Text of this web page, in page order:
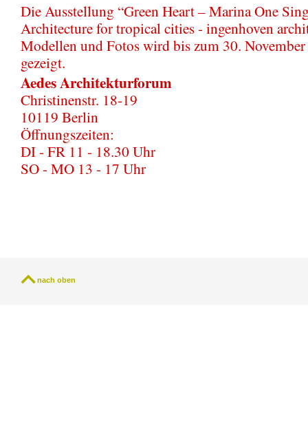
Die Ausstellung “Green Heart – Marina One
Architecture for tropical cities - ingenhoven
Modellen und Fotos wird bis zum 30.
gezeigt.
Aedes Architekturforum
Christinenstr. 18-19
10119 Berlin
Öffnungszeiten:
DI - FR 11 - 18.30 Uhr
SO - MO 13 - 17 Uhr
nach oben